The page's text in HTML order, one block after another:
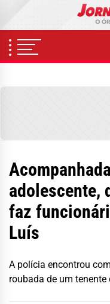
content
adolescente,
faz
Luís
A polícia encontrou
roubada de um